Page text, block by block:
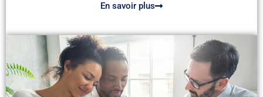
En savoir plus